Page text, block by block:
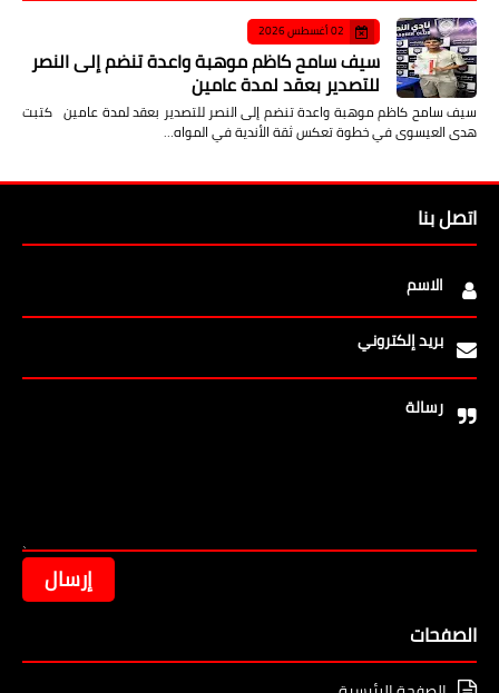
02 أغسطس 2026
سيف سامح كاظم موهبة واعدة تنضم إلى النصر
للتصدير بعقد لمدة عامين
سيف سامح كاظم موهبة واعدة تنضم إلى النصر للتصدير بعقد لمدة عامين كتبت
هدى العيسوى في خطوة تعكس ثقة الأندية في المواه…
اتصل بنا
الاسم
بريد إلكتروني
رسالة
الصفحات